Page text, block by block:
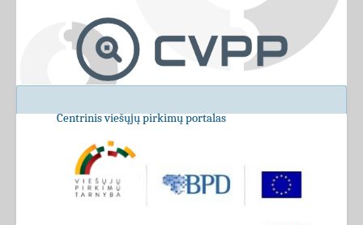
Centrinis viešųjų pirkimų portalas